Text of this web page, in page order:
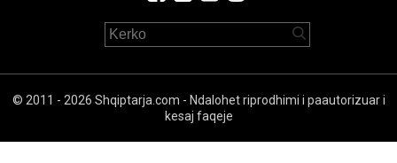
© 2011 - 2026 Shqiptarja.com - Ndalohet riprodhimi i paautorizuar i
kesaj faqeje